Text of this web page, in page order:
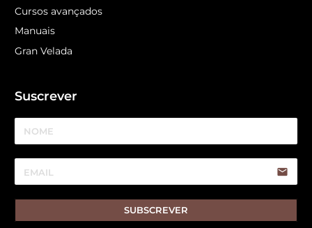
Cursos avançados
Manuais
Gran Velada
Suscrever
email
SUBSCREVER